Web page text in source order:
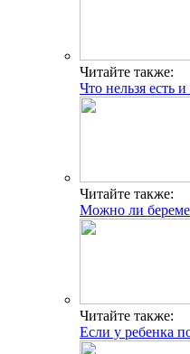
Читайте также:
Что нельзя есть
Читайте также:
Можно ли
Читайте также:
Если у ребенка